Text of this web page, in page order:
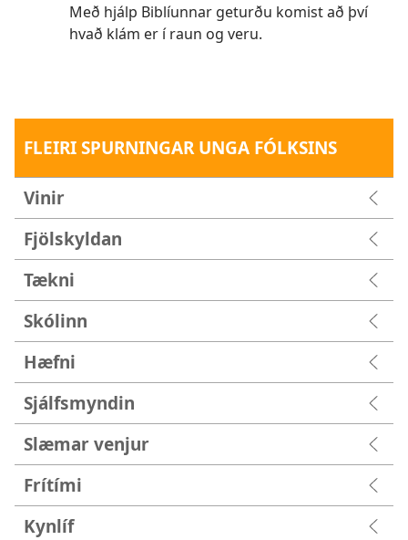
Með hjálp Biblíunnar geturðu komist að því
hvað klám er í raun og veru.
FLEIRI SPURNINGAR UNGA FÓLKSINS
Vinir
Fjölskyldan
Tækni
Skólinn
Hæfni
Sjálfsmyndin
Slæmar venjur
Frítími
Kynlíf